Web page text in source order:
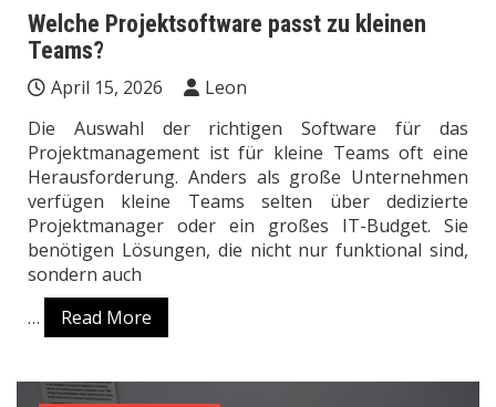
Welche Projektsoftware passt zu kleinen
Teams?
April 15, 2026
Leon
Die Auswahl der richtigen Software für das
Projektmanagement ist für kleine Teams oft eine
Herausforderung. Anders als große Unternehmen
verfügen kleine Teams selten über dedizierte
Projektmanager oder ein großes IT-Budget. Sie
benötigen Lösungen, die nicht nur funktional sind,
sondern auch
…
Read More